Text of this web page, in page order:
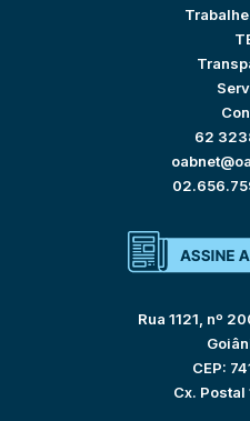
62
Rua 1121, nº
CEP:
Cx. Postal